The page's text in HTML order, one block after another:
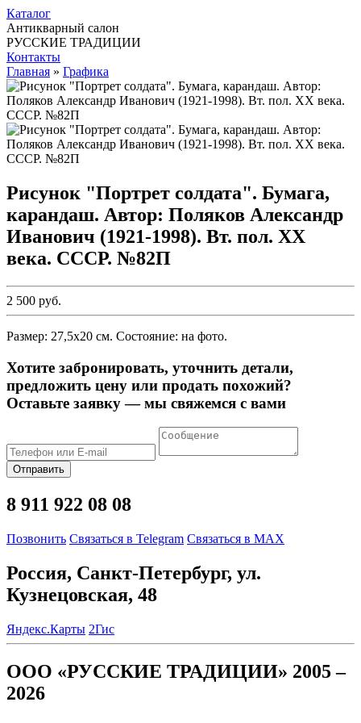
Каталог
Антикварный салон
РУССКИЕ ТРАДИЦИИ
Контакты
Главная » Графика
Рисунок "Портрет солдата". Бумага,
карандаш. Автор: Поляков Александр
Иванович (1921-1998). Вт. пол. ХХ
века. СССР. №82П
2 500 руб.
Размер: 27,5х20 см. Состояние: на фото.
Хотите забронировать, уточнить детали,
предложить цену или продать похожий?
Оставьте заявку — мы свяжемся с вами
Отправить
8 911 922 08 08
Позвонить Связаться в Telegram Связаться в MAX
Россия, Санкт-Петербург, ул.
Кузнецовская, 48
Яндекс.Карты 2Гис
ООО «РУССКИЕ ТРАДИЦИИ» 2005 –
2026